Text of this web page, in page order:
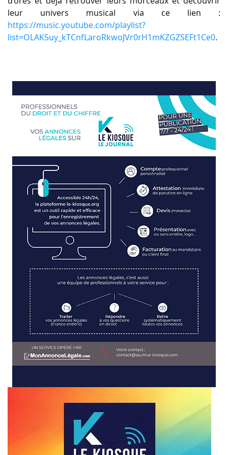
leur univers musical via ce lien :
https://music.youtube.com/playlist?
list=OLAK5uy_kTCnfLaroRkwoJVr0rH1mKZGZSEFt1Ce0.